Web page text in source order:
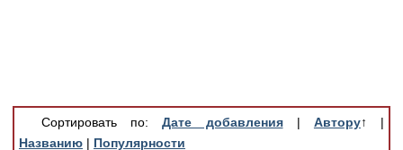
Обратная связь
Добавить материал
Сортировать по:Дате добавления | Автору↑
|
Названию | Популярности